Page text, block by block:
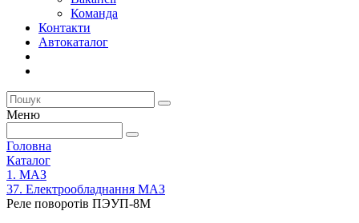
Команда
Контакти
Автокаталог
Меню
Головна
Каталог
1. МАЗ
37. Електрообладнання МАЗ
Реле поворотів ПЭУП-8М